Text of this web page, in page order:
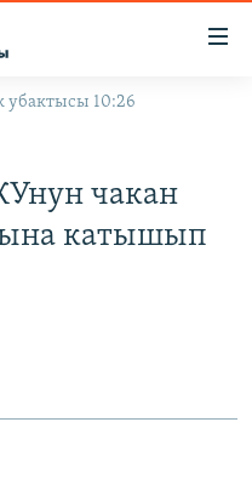
убактысы 10:26
чакан
катышып